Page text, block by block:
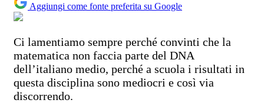
Aggiungi come fonte preferita su Google
Ci lamentiamo sempre perché convinti che la
matematica non faccia parte del DNA
dell’italiano medio, perché a scuola i risultati in
questa disciplina sono mediocri e così via
discorrendo.